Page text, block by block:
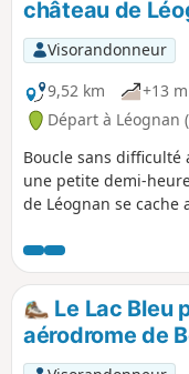
château de
Visorandonneur
9,52 km
+13 m
Départ à Léognan
Boucle sans
une petite demi-
de Léognan se cache
son cadre bucolique
Le Lac Bleu
aérodrome de